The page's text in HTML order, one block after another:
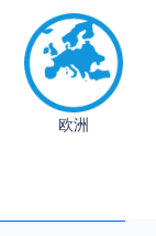
欧洲
分逆袭QS百强金